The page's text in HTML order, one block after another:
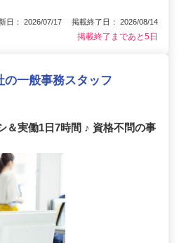
日： 2026/07/17 掲載終了日： 2026/08/14
掲載終了まであと5日
一般事務スタッフ
＆実働1日7時間 ♪ 資格不問の事